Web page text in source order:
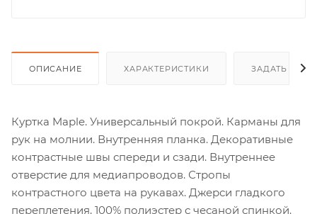
ОПИСАНИЕ ХАРАКТЕРИСТИКИ ЗАДАТЬ
Куртка Maple. Универсальный покрой. Карманы для
рук на молнии. Внутренняя планка. Декоративные
контрастные швы спереди и сзади. Внутреннее
отверстие для медиапроводов. Стропы
контрастного цвета на рукавах. Джерси гладкого
переплетения, 100% полиэстер с чесаной спинкой.